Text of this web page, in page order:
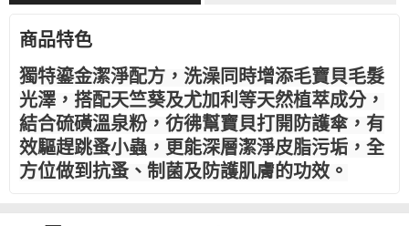
商品特色
獨特鎏金潔淨配方，洗澡同時增添毛寶貝毛髮
光澤，搭配天竺葵及尤加利等天然植萃成分，
結合硫磺溫泉粉，彷彿幫寶貝打開防護傘，有
效驅趕跳蚤小蟲，更能深層潔淨皮脂污垢，全
方位做到抗蚤、制菌及防護肌膚的功效。